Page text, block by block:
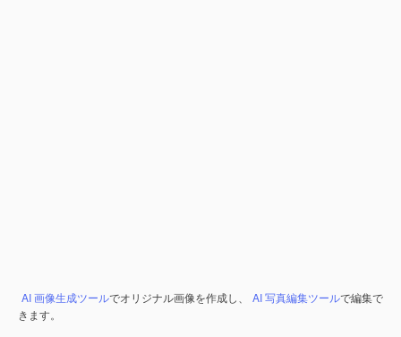
AI 画像生成ツールでオリジナル画像を作成し、 AI 写真編集ツールで編集で
きます。